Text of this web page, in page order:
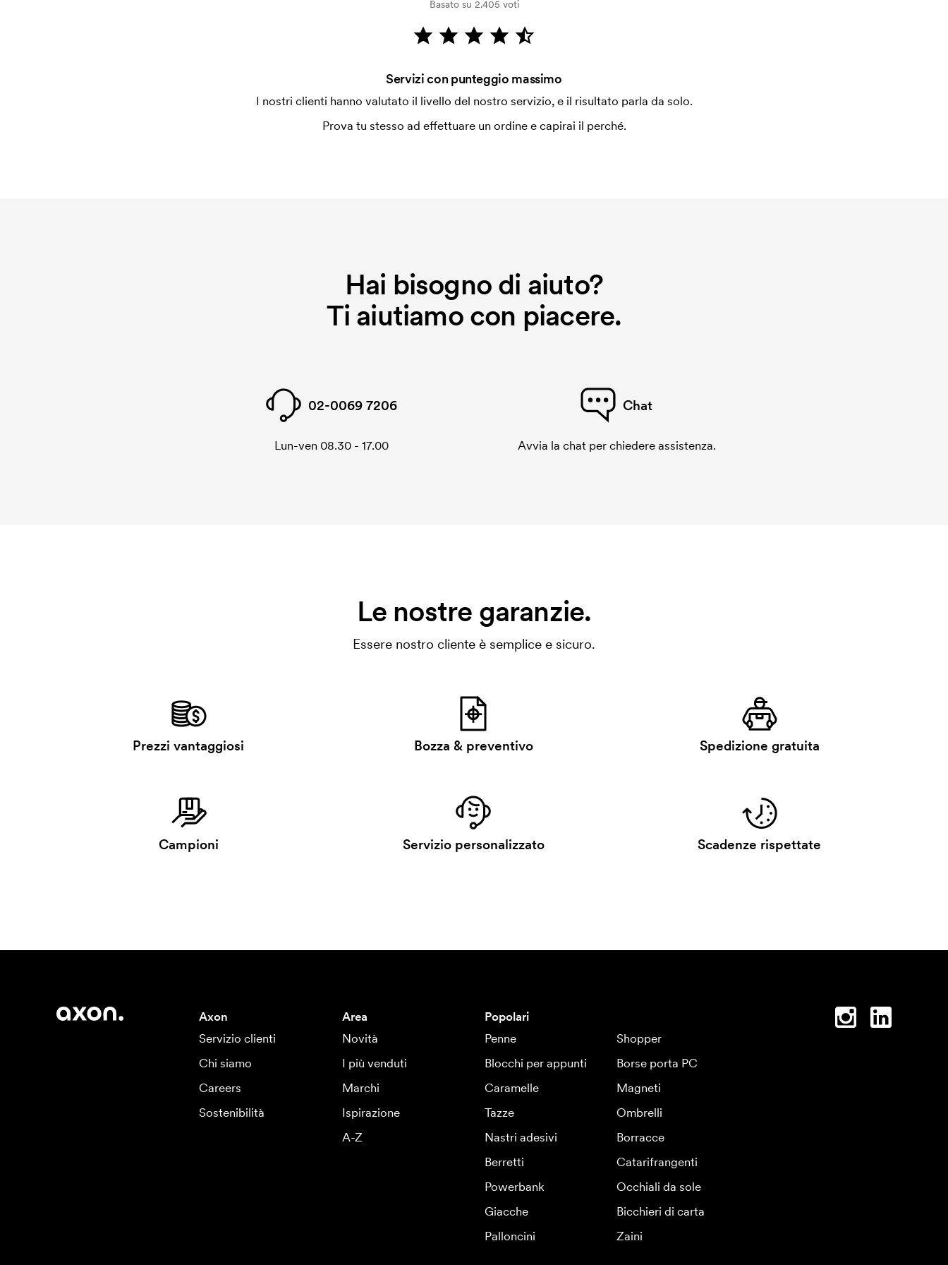
Basato su 2.405 voti
Servizi con punteggio massimo
I nostri clienti hanno valutato il livello del nostro servizio, e il risultato parla da solo.
Prova tu stesso ad effettuare un ordine e capirai il perché.
Hai bisogno di aiuto?
Ti aiutiamo con piacere.
02-0069 7206
Lun-ven 08.30 - 17.00
Chat
Avvia la chat per chiedere assistenza.
Le nostre garanzie.
Essere nostro cliente è semplice e sicuro.
Prezzi vantaggiosi Bozza & preventivo Spedizione gratuita
Campioni Servizio personalizzato Scadenze rispettate
Axon
Servizio clienti
Chi siamo
Careers
Sostenibilità
Area
Novità
I più venduti
Marchi
Ispirazione
A-Z
Popolari
Penne
Shopper
Blocchi per appunti
Borse porta PC
Caramelle
Magneti
Tazze
Ombrelli
Nastri adesivi
Borracce
Berretti
Catarifrangenti
Powerbank
Occhiali da sole
Giacche
Bicchieri di carta
Palloncini
Zaini